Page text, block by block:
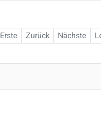
Erste Zurück Nächste